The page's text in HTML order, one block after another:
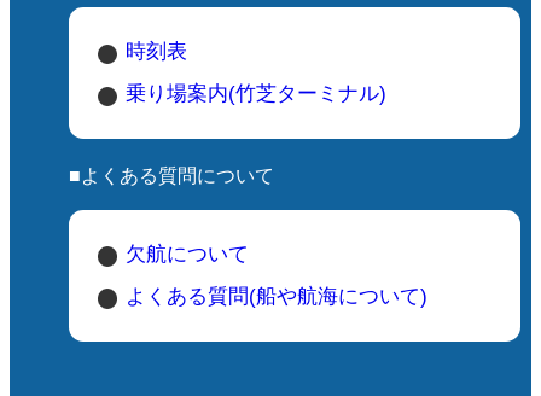
時刻表
乗り場案内(竹芝ターミナル)
■よくある質問について
欠航について
よくある質問(船や航海について)